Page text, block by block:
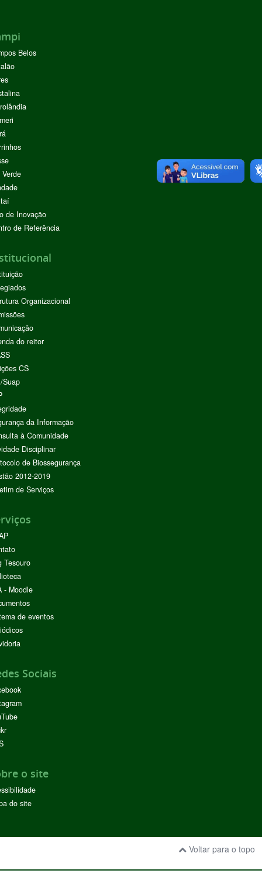
Belos
de Inovação
de Referência
Organizacional
do reitor
CS
Suap
da Informação
à Comunidade
Disciplinar
de Biossegurança
2012-2019
de Serviços
Tesouro
- Moodle
de eventos
Sociais
o site
do site
Voltar para o topo